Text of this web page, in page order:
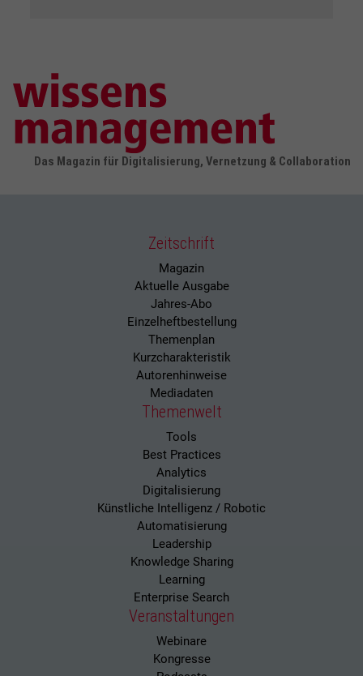
Das Magazin für Digitalisierung, Vernetzung & Collaboration
Zeitschrift
Magazin
Aktuelle Ausgabe
Jahres-Abo
Einzelheftbestellung
Themenplan
Kurzcharakteristik
Autorenhinweise
Mediadaten
Themenwelt
Tools
Best Practices
Analytics
Digitalisierung
Künstliche Intelligenz / Robotic
Automatisierung
Leadership
Knowledge Sharing
Learning
Enterprise Search
Veranstaltungen
Webinare
Kongresse